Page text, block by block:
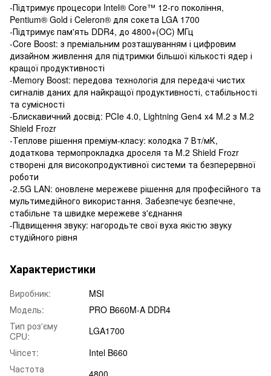
-Підтримує процесори Intel® Core™ 12-го покоління,
Pentium® Gold і Celeron® для сокета LGA 1700
-Підтримує пам'ять DDR4, до 4800+(OC) МГц
-Core Boost: з преміальним розташуванням і цифровим
дизайном живлення для підтримки більшої кількості ядер і
кращої продуктивності
-Memory Boost: передова технологія для передачі чистих
сигналів даних для найкращої продуктивності, стабільності
та сумісності
-Блискавичний досвід: PCIe 4.0, Lightning Gen4 x4 M.2 з M.2
Shield Frozr
-Теплове рішення преміум-класу: колодка 7 Вт/мК,
додаткова термопрокладка дроселя та M.2 Shield Frozr
створені для високопродуктивної системи та безперервної
роботи
-2.5G LAN: оновлене мережеве рішення для професійного та
мультимедійного використання. Забезпечує безпечне,
стабільне та швидке мережеве з'єднання
-Підвищення звуку: нагородьте свої вуха якістю звуку
студійного рівня
Характеристики
Виробник:
MSI
Модель:
PRO B660M-A DDR4
Тип роз'єму
CPU:
LGA1700
Чіпсет:
Intel B660
Частота
4800